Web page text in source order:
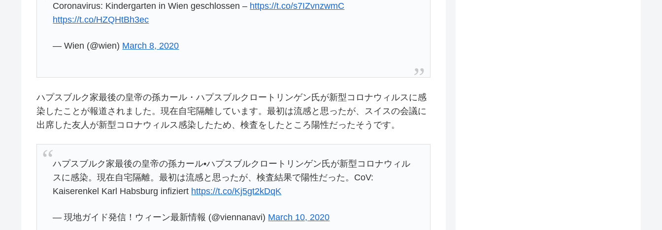
Coronavirus: Kindergarten in Wien geschlossen – https://t.co/s7IZvnzwmC
https://t.co/HZQHtBh3ec
— Wien (@wien) March 8, 2020
ハプスブルク家最後の皇帝の孫カール・ハプスブルクロートリンゲン氏が新型コロナウィルスに感
染したことが報道されました。現在自宅隔離しています。最初は流感と思ったが、スイスの会議に
出席した友人が新型コロナウィルス感染したため、検査をしたところ陽性だったそうです。
ハプスブルク家最後の皇帝の孫カール•ハプスブルクロートリンゲン氏が新型コロナウィル
スに感染。現在自宅隔離。最初は流感と思ったが、検査結果で陽性だった。CoV:
Kaiserenkel Karl Habsburg infiziert https://t.co/Kj5gt2kDqK
— 現地ガイド発信！ウィーン最新情報 (@viennanavi) March 10, 2020